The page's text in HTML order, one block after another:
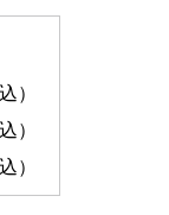
）
）
）